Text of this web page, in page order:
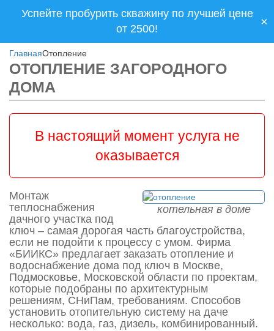
Успейте пробурить скважину по лучшей цене
от 2500!
×
ГлавнаяОтопление
ОТОПЛЕНИЕ ЗАГОРОДНОГО
ДОМА
В настоящий момент услуга не
оказывается
котельная в доме
Монтаж
теплоснабжения
дачного участка под
ключ – самая дорогая часть благоустройства,
если не подойти к процессу с умом. Фирма
«БИИКС» предлагает заказать отопление и
водоснабжение дома под ключ в Москве,
Подмосковье, Московской области по проектам,
которые подобраны по архитектурным
решениям, СНиПам, требованиям. Способов
установить отопительную систему на даче
несколько: вода, газ, дизель, комбинированный.